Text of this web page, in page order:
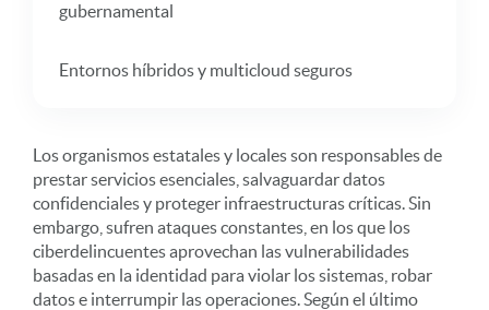
gubernamental
Entornos híbridos y multicloud seguros
Los organismos estatales y locales son responsables de
prestar servicios esenciales, salvaguardar datos
confidenciales y proteger infraestructuras críticas. Sin
embargo, sufren ataques constantes, en los que los
ciberdelincuentes aprovechan las vulnerabilidades
basadas en la identidad para violar los sistemas, robar
datos e interrumpir las operaciones. Según el último